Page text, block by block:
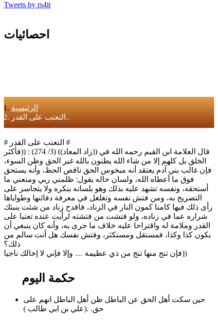
Tweets by rs4it
احصائيات
الرئيسية
التعتب على القدر..
# التعتب على القدر #
قال العلامة ابن القيم رحمه الله في ((زاد المعاد)) (3/ 274) : ((فأكثر
الخلق بل كلهم إلا من شاء الله يظنون بالله غير الحق وظن السوء،
فإن غالب بني آدم يعتقد أنه مبخوس الحق ناقص الحظ، وأنه يستحق
فوق ما أعطاه الله، ولسان حاله يقول: ظلمني ربي ومنعني ما
أستحقه، ونفسه تشهد عليه بذلك وهو بلسانه ينكره ولا يتجاسر على
التصريح به، ومن فتش نفسه وتغلغل في معرفة دفائنها وطواياها
رأى ذلك فيها كامنا كمون النار في الزناد، فاقدح زناد من شئت ينبئك
شراره عما في زناده، ولو فتشت من فتشته لرأيت عنده تعتبا على
القدر وملامة له واقتراحا عليه خلاف ما جرى به، وأنه كان ينبغي أن
يكون كذا وكذا، فمستقل ومستكثر، وفتش نفسك هل أنت سالم من
ذلك؟
فإن تنج منها تنج من ذي عظيمة … وإلا فإني لا إخالك ناجيا))
حكمة اليوم
حين سكت أهل الحق عن الباطل ظن أهل الباطل انهم على
حق. .(علي بن ابي طالب )